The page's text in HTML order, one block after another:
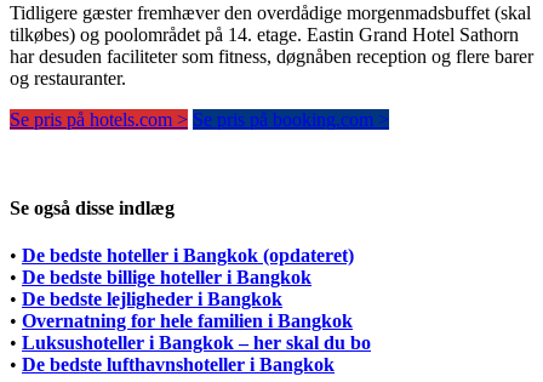
Tidligere gæster fremhæver den overdådige morgenmadsbuffet (skal
tilkøbes) og poolområdet på 14. etage. Eastin Grand Hotel Sathorn
har desuden faciliteter som fitness, døgnåben reception og flere barer
og restauranter.
Se pris på hotels.com > Se pris på booking.com >
Se også disse indlæg
• De bedste hoteller i Bangkok (opdateret)
• De bedste billige hoteller i Bangkok
• De bedste lejligheder i Bangkok
• Overnatning for hele familien i Bangkok
• Luksushoteller i Bangkok – her skal du bo
• De bedste lufthavnshoteller i Bangkok